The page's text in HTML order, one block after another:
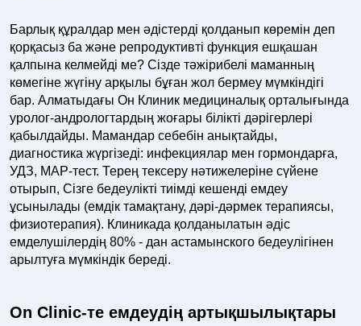
Барлық құралдар мен әдістерді қолданып көремін деп
қорқасыз ба және репродуктивті функция ешқашан
қалпына келмейді ме? Сізде тәжірибелі маманның
көмегіне жүгіну арқылы бұған жол бермеу мүмкіндігі
бар. Алматыдағы Он Клиник медициналық орталығында
уролог-андрологтардың жоғары білікті дәрігерлері
қабылдайды. Мамандар себебін анықтайды,
диагностика жүргізеді: инфекциялар мен гормондарға,
УДЗ, МАР-тест. Терең тексеру нәтижелеріне сүйене
отырып, Сізге бедеулікті тиімді кешенді емдеу
ұсынылады (емдік тамақтану, дәрі-дәрмек терапиясы,
физиотерапия). Клиникада қолданылатын әдіс
емделушілердің 80% - дан астамынского бедеулігінен
арылтуға мүмкіндік береді.
On Clinic-те емдеудің артықшылықтары